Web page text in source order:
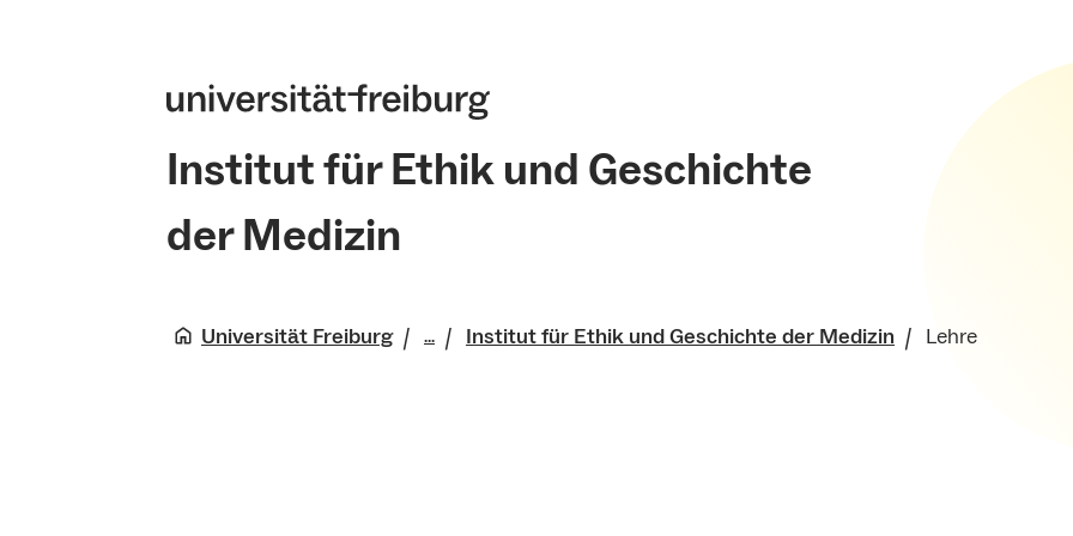
Institut für Ethik und Geschichte
der Medizin
Universität Freiburg ... Institut für Ethik und Geschichte der Medizin Lehre